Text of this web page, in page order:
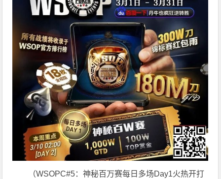
（WSOPC#5：神秘百万赛每日多场Day1火热开打